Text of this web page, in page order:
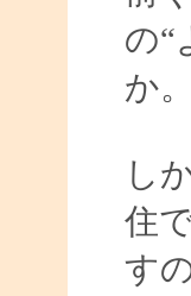
の“
か
し
住
す